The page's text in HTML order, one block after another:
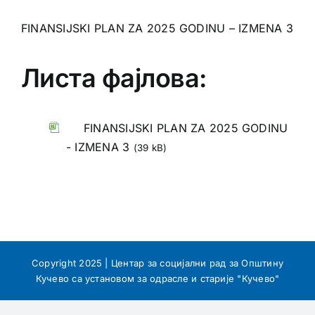
FINANSIJSKI PLAN ZA 2025 GODINU – IZMENA 3
Листа фајлова:
FINANSIJSKI PLAN ZA 2025 GODINU
- IZMENA 3 (39 kB)
Copyright 2025 | Центар за социјални рад за Општину
Кучево са установом за одрасле и старије "Кучево"